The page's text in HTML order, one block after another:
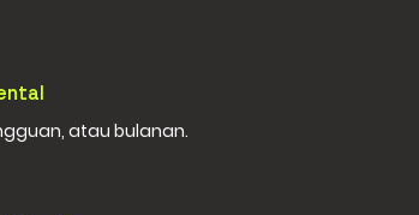
atau bulanan.